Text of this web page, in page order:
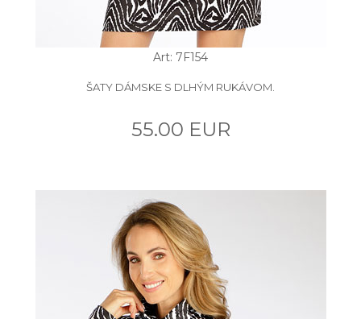
Art: 7F154
ŠATY DÁMSKE S DLHÝM RUKÁVOM.
55.00 EUR